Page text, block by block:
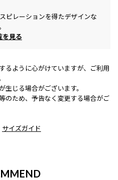
ピレーションを得たデザインな
見る
るように心がけていますが、ご利用
じる場合がございます。
のため、予告なく変更する場合がご
サイズガイド